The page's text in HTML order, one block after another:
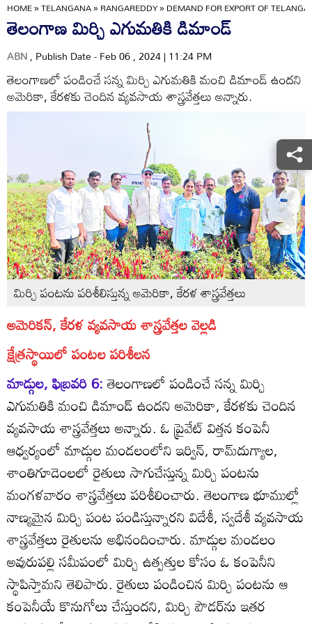
HOME»TELANGANA»RANGAREDDY»DEMAND FOR EXPORT OF
తెలంగాణ మిర్చి ఎగుమతికి డిమాండ్‌
ABN, Publish Date - Feb 06 , 2024 | 11:24 PM
తెలంగాణలో పండించే సన్న మిర్చి ఎగుమతికి మంచి డిమాండ్‌ ఉందని
అమెరికా, కేరళకు చెందిన వ్యవసాయ శాస్త్రవేత్తలు అన్నారు.
మిర్చి పంటను పరిశీలిస్తున్న అమెరికా, కేరళ శాస్త్రవేత్తలు
అమెరికన్‌, కేరళ వ్యవసాయ శాస్త్రవేత్తల వెల్లడి
క్షేత్రస్థాయిలో పంటల పరిశీలన
మాడ్గుల, ఫిబ్రవరి 6:తెలంగాణలో పండించే సన్న మిర్చి
ఎగుమతికి మంచి డిమాండ్‌ ఉందని అమెరికా, కేరళకు చెందిన
వ్యవసాయ శాస్త్రవేత్తలు అన్నారు. ఓ ప్రైవేట్‌ విత్తన కంపెనీ
ఆధ్వర్యంలో మాడ్గుల మండలంలోని ఇర్విన్‌, రామ్‌దుగ్యాల,
శాంతిగూడెంలలో రైతులు సాగుచేస్తున్న మిర్చి పంటను
మంగళవారం శాస్త్రవేత్తలు పరిశీలించారు. తెలంగాణ భూముల్లో
నాణ్యమైన మిర్చి పంట పండిస్తున్నారని విదేశీ, స్వదేశీ వ్యవసాయ
శాస్త్రవేత్తలు రైతులను అభినందించారు. మాడ్గుల మండలం
అవురుపల్లి సమీపంలో మిర్చి ఉత్పత్తుల కోసం ఓ కంపెనీని
స్థాపిస్తామని తెలిపారు. రైతులు పండించిన మిర్చి పంటను ఆ
కంపెనీయే కొనుగోలు చేస్తుందని, మిర్చి పౌడర్‌ను ఇతర